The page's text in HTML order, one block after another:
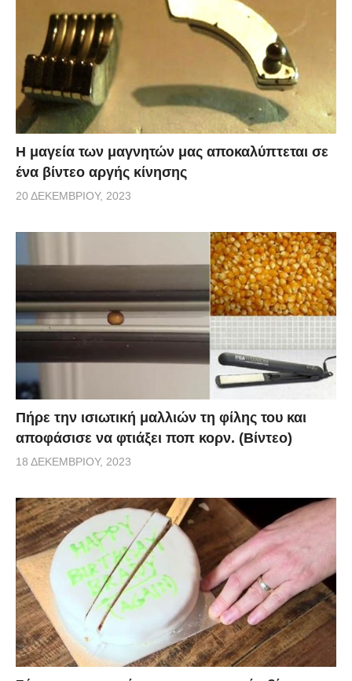
Η μαγεία των μαγνητών μας αποκαλύπτεται σε
ένα βίντεο αργής κίνησης
20 ΔΕΚΕΜΒΡΊΟΥ, 2023
Πήρε την ισιωτική μαλλιών τη φίλης του και
αποφάσισε να φτιάξει ποπ κορν. (Βίντεο)
18 ΔΕΚΕΜΒΡΊΟΥ, 2023